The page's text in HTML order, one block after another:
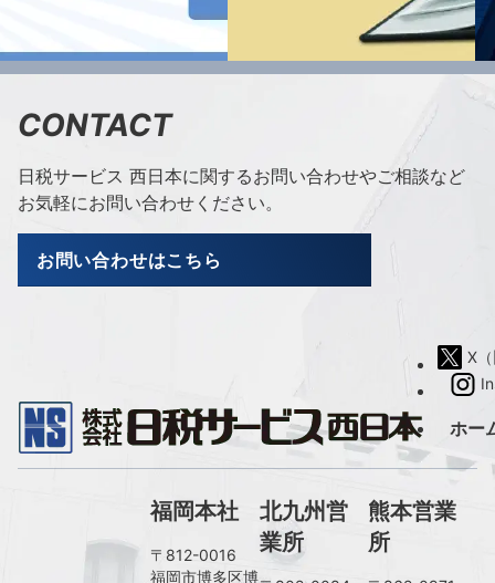
CONTACT
日税サービス 西日本に関するお問い合わせやご相談など
お気軽にお問い合わせください。
お問い合わせはこちら
X
ホー
福岡本社
〒812-0016
福岡市博多区博
北九州営
業所
熊本営業
所